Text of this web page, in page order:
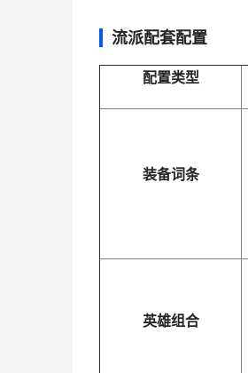
流派配套配置
配置类型
装备词条
英雄组合